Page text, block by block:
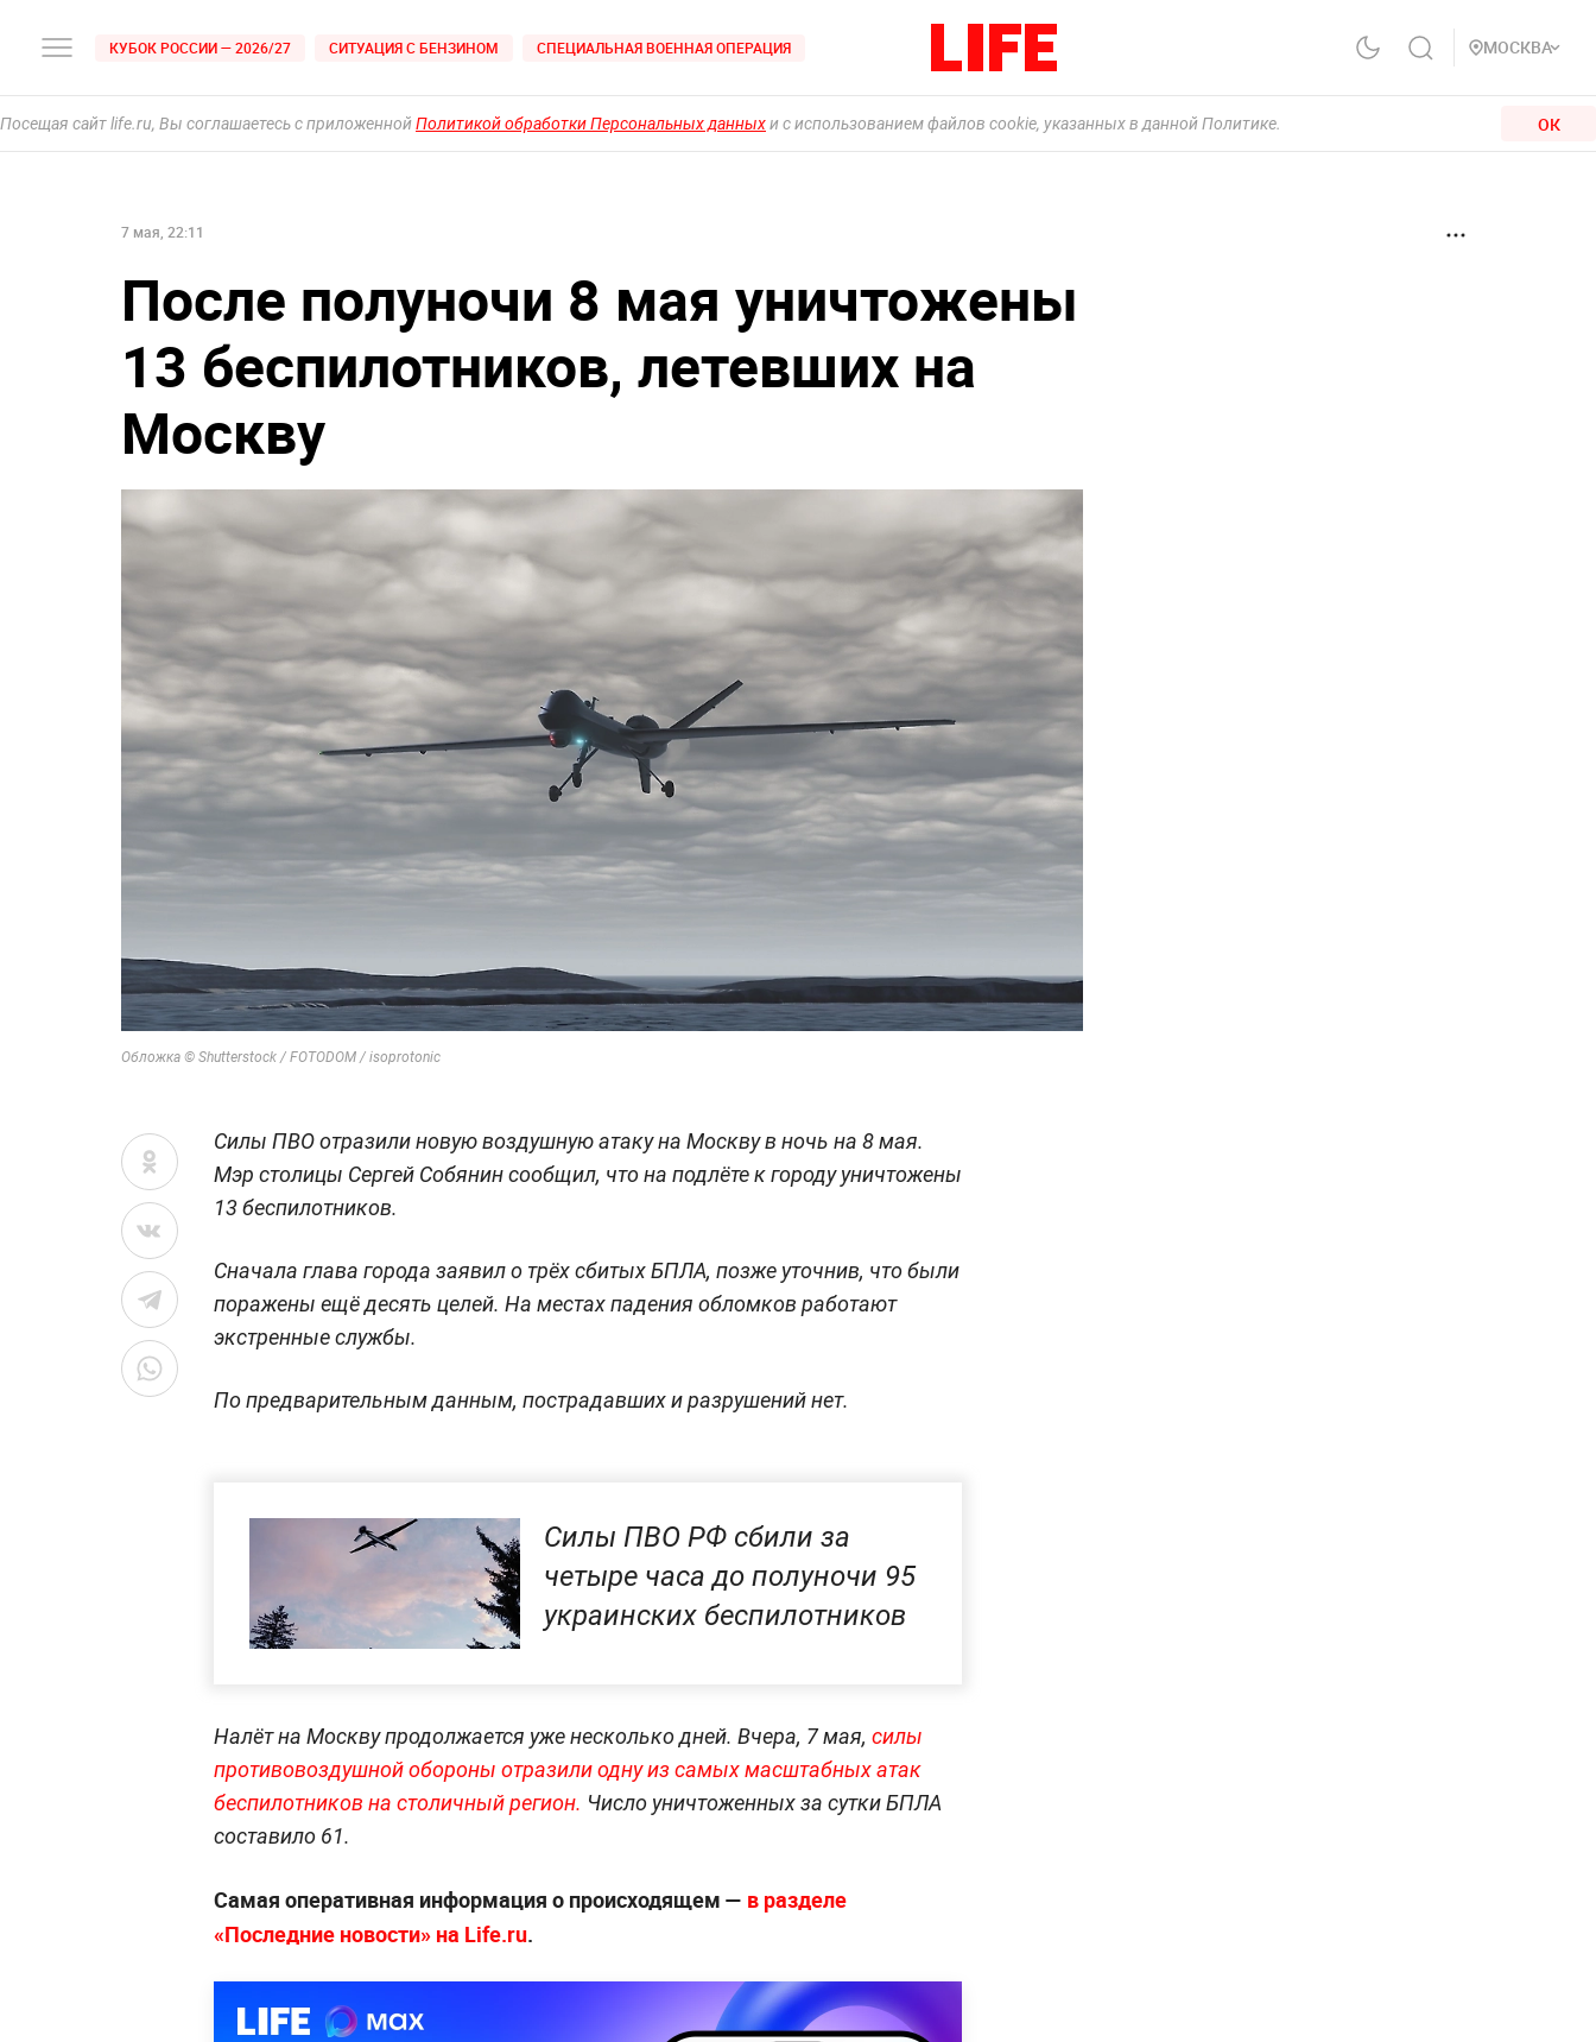
КУБОК РОССИИ — 2026/27 СИТУАЦИЯ С БЕНЗИНОМ СПЕЦИАЛЬНАЯ ВОЕННАЯ ОПЕРАЦИЯ МОСКВА
Посещая сайт life.ru, Вы соглашаетесь с приложеннойПолитикой обработки Персональных данныхи с использованием файлов cookie, указанных в данной Политике. ОК
7 мая, 22:11
После полуночи 8 мая уничтожены
13 беспилотников, летевших на
Москву
Обложка © Shutterstock / FOTODOM / isoprotonic
Силы ПВО отразили новую воздушную атаку на Москву в ночь на 8 мая.
Мэр столицы Сергей Собянин сообщил, что на подлёте к городу уничтожены
13 беспилотников.
Сначала глава города заявил о трёх сбитых БПЛА, позже уточнив, что были
поражены ещё десять целей. На местах падения обломков работают
экстренные службы.
По предварительным данным, пострадавших и разрушений нет.
Силы ПВО РФ сбили за
четыре часа до полуночи 95
украинских беспилотников
Налёт на Москву продолжается уже несколько дней. Вчера, 7 мая, силы
противовоздушной обороны отразили одну из самых масштабных атак
беспилотников на столичный регион. Число уничтоженных за сутки БПЛА
составило 61.
Самая оперативная информация о происходящем — в разделе
«Последние новости» на Life.ru.